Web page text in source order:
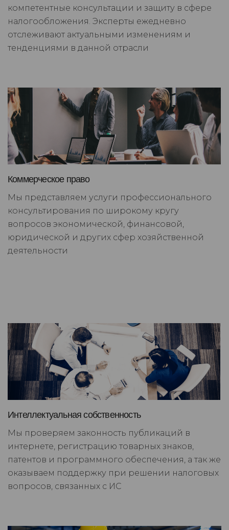
компетентные консультации и защиту в сфере
налогообложения. Эксперты ежедневно
отслеживают актуальными изменениям и
тенденциями в данной отрасли
Коммерческое право
Мы представляем услуги профессионального
консультирования по широкому кругу
вопросов экономической, финансовой,
юридической и других сфер хозяйственной
деятельности
Интеллектуальная собственность
Мы проверяем законность публикаций в
интернете, регистрацию товарных знаков,
патентов и программного обеспечения, а так же
оказываем поддержку при решении налоговых
вопросов, связанных с ИС